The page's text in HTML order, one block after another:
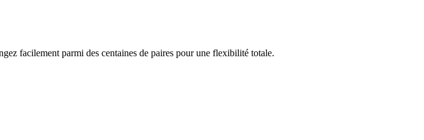
facilement parmi des centaines de paires pour une flexibilité totale.